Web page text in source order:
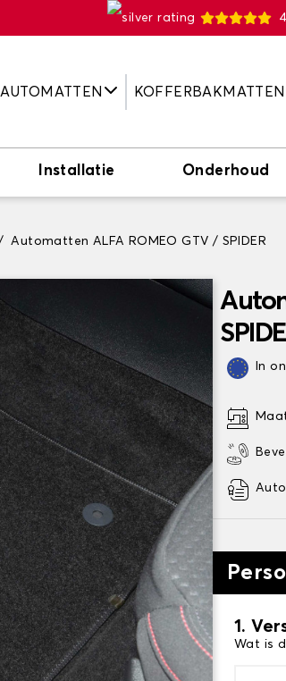
AUTOMATTEN KOFFERBAKMATTEN
Installatie Onderhoud
Automatten ALFA ROMEO GTV / SPIDER
In
1.
Wat is